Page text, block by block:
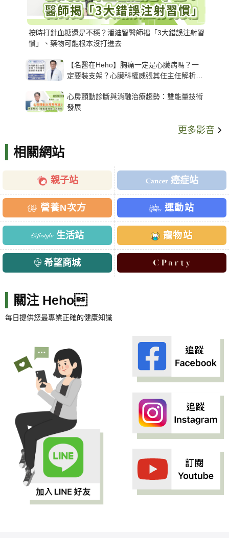
按時打針血糖還是不穩？潘廸智醫師揭「3大錯誤注射習
慣」、藥物可能根本沒打進去
【名醫在Heho】胸痛一定是心臟病嗎？一
定要裝支架？心臟科權威張其任主任解析支
心房顫動診斷與消融治療趨勢：雙能量技術
發展
更多影音
相關網站
親子站 癌症站
營養N次方 運動站
生活站 寵物站
希望商城
關注 Heho
每日提供您最專業正確的健康知識